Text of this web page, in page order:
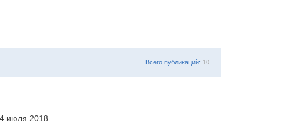
Всего публикаций: 10
июля 2018